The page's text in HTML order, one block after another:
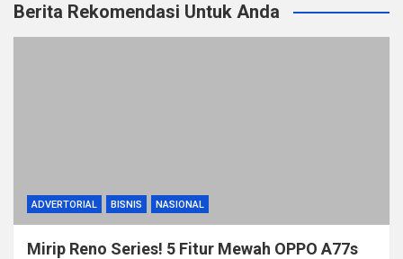
Berita Rekomendasi Untuk Anda
ADVERTORIAL BISNIS NASIONAL
Mirip Reno Series! 5 Fitur Mewah OPPO A77s